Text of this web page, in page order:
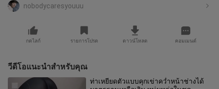
nobodycaresyouuu
กดไลก์ รายการโปรด ดาวน์โหลด คอมเมนต์
วีดีโอแนะนำสำหรับคุณ
ท่าเหยียดตัวแบบคุกเข่าคว่ำหน้าช่างได้